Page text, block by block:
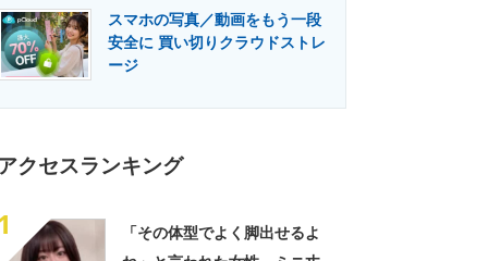
スマホの写真／動画をもう一段
安全に 買い切りクラウドストレ
ージ
クセスランキング
「その体型でよく脚出せるよ